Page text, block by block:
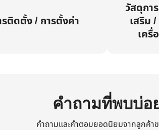
รติดตั้ง / การตั้งค่า
วัสดุก
เสริม
เครื่
คำถามที่พบบ่อ
คำถามและคำตอบยอดนิยมจากลูกค้าข